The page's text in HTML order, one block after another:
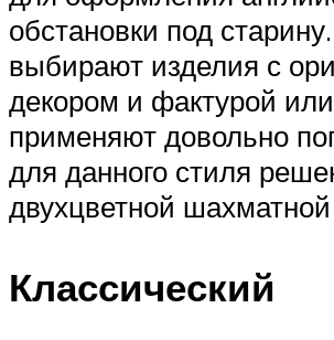
обстановки под
выбирают изделия с
декором и фактурой или
применяют довольно
для данного стиля
двухцветной
Классический